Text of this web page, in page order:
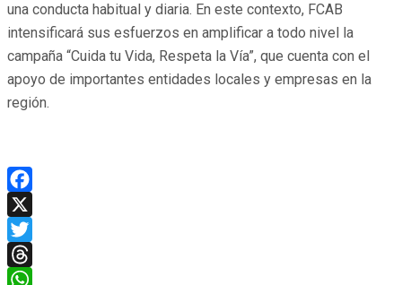
una conducta habitual y diaria. En este contexto, FCAB
intensificará sus esfuerzos en amplificar a todo nivel la
campaña “Cuida tu Vida, Respeta la Vía”, que cuenta con el
apoyo de importantes entidades locales y empresas en la
región.
Facebook
X
Twitter
Threads